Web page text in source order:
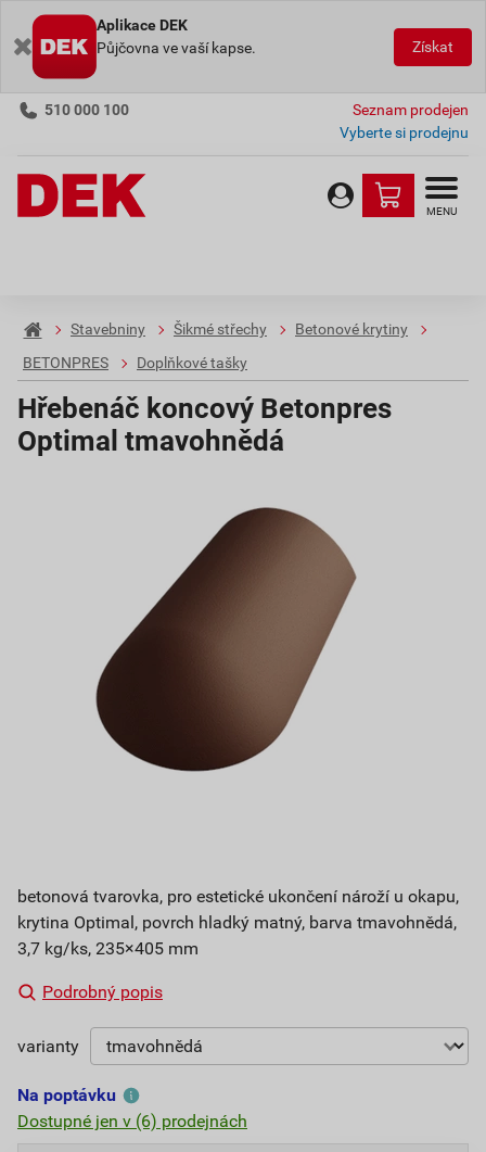
Aplikace DEK
Půjčovna ve vaší kapse.
Získat
510 000 100
Seznam prodejen
Vyberte si prodejnu
MENU
Stavebniny Šikmé střechy
Betonové krytiny
BETONPRES
Doplňkové tašky
Hřebenáč koncový Betonpres
Optimal tmavohnědá
betonová tvarovka, pro estetické ukončení nároží u okapu,
krytina Optimal, povrch hladký matný, barva tmavohnědá,
3,7 kg/ks, 235×405 mm
Podrobný popis
varianty
Na poptávku
Dostupné jen v (6) prodejnách